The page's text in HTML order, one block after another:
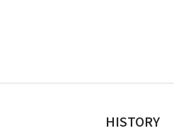
HISTORY